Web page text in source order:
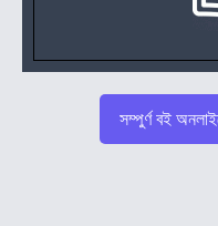
সম্পুর্ণ বই